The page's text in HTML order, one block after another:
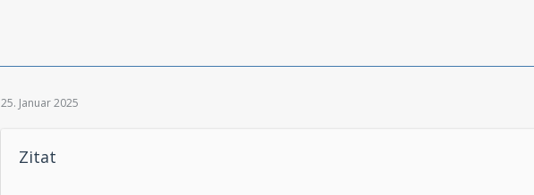
25. Januar 2025
Zitat